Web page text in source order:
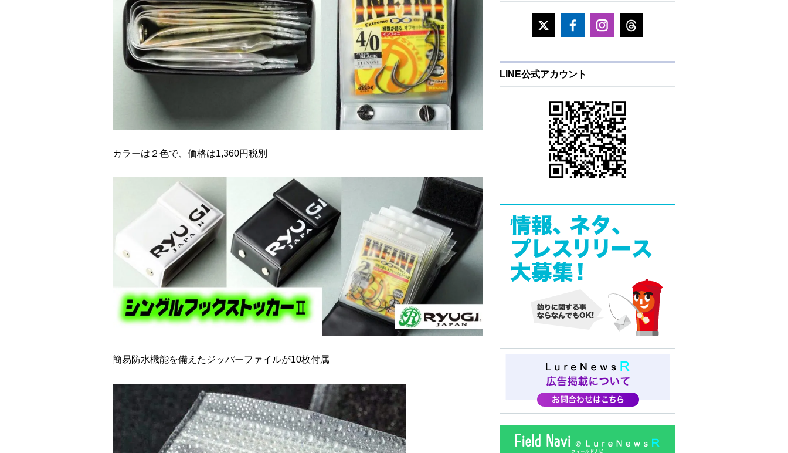
カラーは２色で、価格は1,360円税別
簡易防水機能を備えたジッパーファイルが10枚付属
LINE公式アカウント